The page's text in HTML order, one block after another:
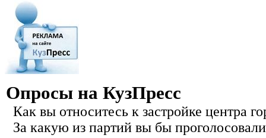
Опросы на КузПресс
Как вы относитесь к застройке центра
За какую из партий вы бы